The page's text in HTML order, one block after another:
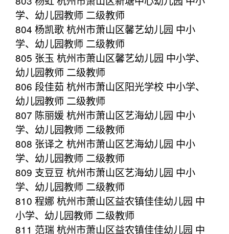
学、幼儿园教师 二级教师
804 杨凯歌 杭州市萧山区馨艺幼儿园 中小
学、幼儿园教师 二级教师
805 张玉 杭州市萧山区馨艺幼儿园 中小学、
幼儿园教师 二级教师
806 段佳茹 杭州市萧山区阳光学校 中小学、
幼儿园教师 二级教师
807 陈丽媛 杭州市萧山区艺海幼儿园 中小
学、幼儿园教师 二级教师
808 张译之 杭州市萧山区艺海幼儿园 中小
学、幼儿园教师 二级教师
809 支豆豆 杭州市萧山区艺海幼儿园 中小
学、幼儿园教师 二级教师
810 程娜 杭州市萧山区益农镇佳佳幼儿园 中
小学、幼儿园教师 二级教师
811 范瑞 杭州市萧山区益农镇佳佳幼儿园 中